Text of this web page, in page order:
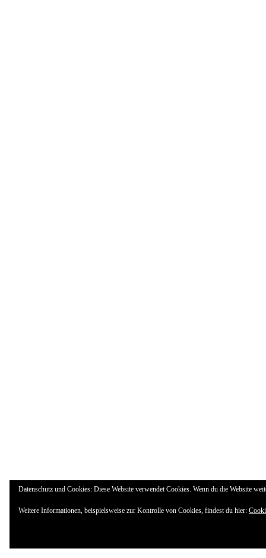
Datenschutz und Cookies: Diese Website verwendet Cookies. Wenn du die Website
Weitere Informationen, beispielsweise zur Kontrolle von Cookies, findest du hier: